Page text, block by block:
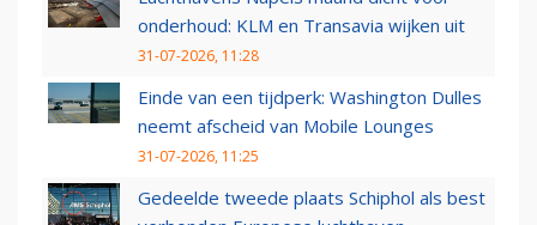
onderhoud: KLM en Transavia wijken uit
31-07-2026, 11:28
Einde van een tijdperk: Washington Dulles
neemt afscheid van Mobile Lounges
31-07-2026, 11:25
Gedeelde tweede plaats Schiphol als best